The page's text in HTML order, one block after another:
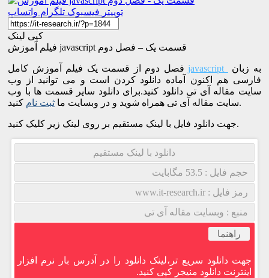
توییتر فیسبوک تلگرام واتساپ
کپی لینک
فیلم آموزش javascript قسمت یک – فصل دوم
فصل دوم از قسمت یک فیلم آموزش کاملjavascript
فارسی هم اکنون آماده دانلود کردن است و می توانید از وب
سایت مقاله آی تی دانلود کنید.برای دانلود سایر قسمت ها با وب
سایت مقاله آی تی همراه شوید و در وبسایت ما ثبت نام کنید.
جهت دانلود فایل با لینک مستقیم بر روی لینک زیر کلیک کنید.
دانلود با لینک مستقیم
حجم فایل : 53.5 مگابایت
رمز فایل : www.it-research.ir
منبع : وبسایت مقاله آی تی
راهنما
جهت دانلود سریع تر،لینک دانلود را در آدرس بار نرم افزار
اینترنت دانلود منیجر کپی کنید.